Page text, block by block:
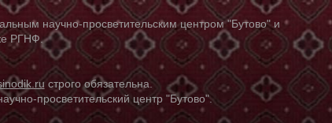
научно-просветительским центром "Бутово" и
РГНФ.
строго обязательна.
просветительский центр "Бутово".